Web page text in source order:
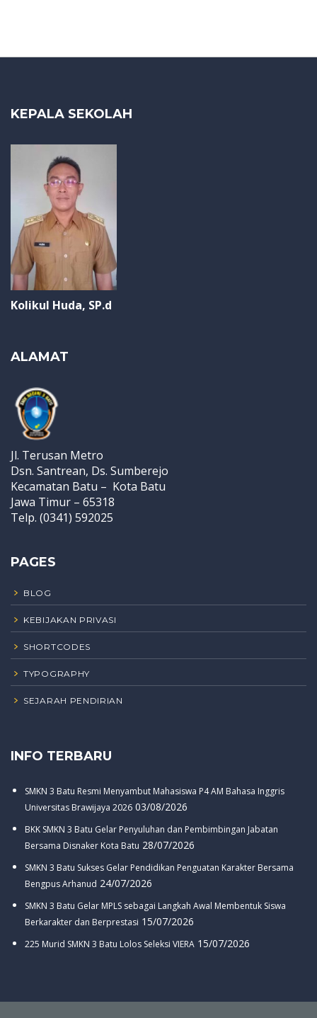
KEPALA SEKOLAH
Kolikul Huda, SP.d
ALAMAT
Jl. Terusan Metro
Dsn. Santrean, Ds. Sumberejo
Kecamatan Batu – Kota Batu
Jawa Timur – 65318
Telp. (0341) 592025
PAGES
BLOG
KEBIJAKAN PRIVASI
SHORTCODES
TYPOGRAPHY
SEJARAH PENDIRIAN
INFO TERBARU
SMKN 3 Batu Resmi Menyambut Mahasiswa P4 AM Bahasa Inggris
Universitas Brawijaya 2026 03/08/2026
BKK SMKN 3 Batu Gelar Penyuluhan dan Pembimbingan Jabatan
Bersama Disnaker Kota Batu 28/07/2026
SMKN 3 Batu Sukses Gelar Pendidikan Penguatan Karakter Bersama
Bengpus Arhanud 24/07/2026
SMKN 3 Batu Gelar MPLS sebagai Langkah Awal Membentuk Siswa
Berkarakter dan Berprestasi 15/07/2026
225 Murid SMKN 3 Batu Lolos Seleksi VIERA 15/07/2026